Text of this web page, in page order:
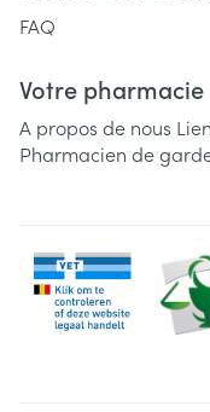
FAQ
Votre pharmacie
A propos de nous
Pharmacien de